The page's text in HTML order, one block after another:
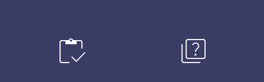
inventory quiz